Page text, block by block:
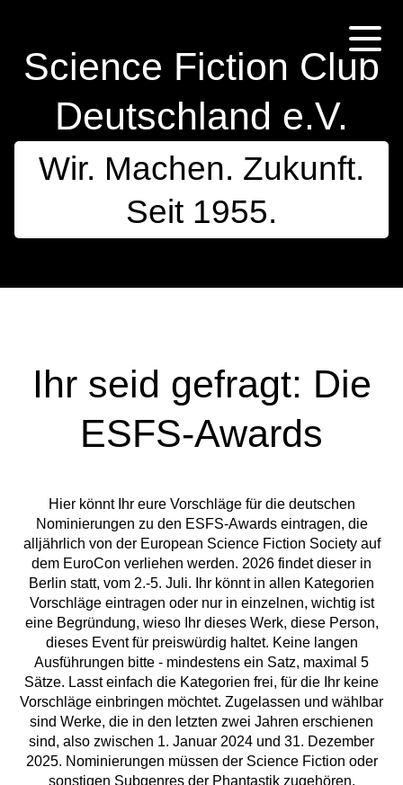
Science Fiction Club
Deutschland e.V.
Wir. Machen. Zukunft.
Seit 1955.
Ihr seid gefragt: Die
ESFS-Awards
Hier könnt Ihr eure Vorschläge für die deutschen
Nominierungen zu den ESFS-Awards eintragen, die
alljährlich von der European Science Fiction Society auf
dem EuroCon verliehen werden. 2026 findet dieser in
Berlin statt, vom 2.-5. Juli. Ihr könnt in allen Kategorien
Vorschläge eintragen oder nur in einzelnen, wichtig ist
eine Begründung, wieso Ihr dieses Werk, diese Person,
dieses Event für preiswürdig haltet. Keine langen
Ausführungen bitte - mindestens ein Satz, maximal 5
Sätze. Lasst einfach die Kategorien frei, für die Ihr keine
Vorschläge einbringen möchtet. Zugelassen und wählbar
sind Werke, die in den letzten zwei Jahren erschienen
sind, also zwischen 1. Januar 2024 und 31. Dezember
2025. Nominierungen müssen der Science Fiction oder
sonstigen Subgenres der Phantastik zugehören.